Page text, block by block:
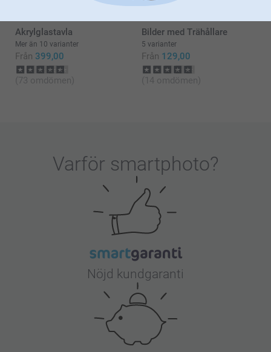
(2207 omdömen)
Akrylglastavla
Mer än 10 varianter
Från 399,00
(73 omdömen)
Bilder med Trähållare
5 varianter
Från 129,00
(14 omdömen)
Varför smartphoto?
Nöjd kundgaranti